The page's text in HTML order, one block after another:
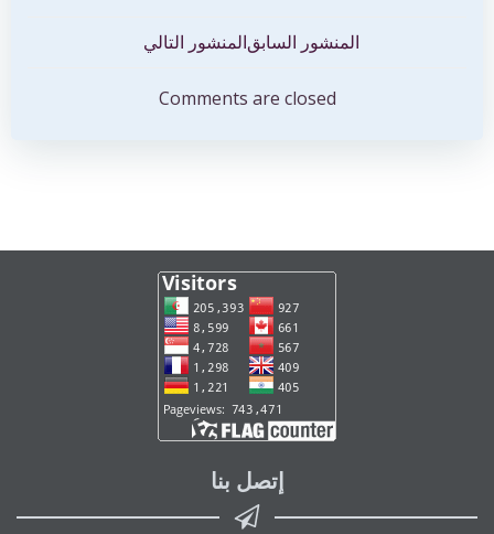
المقالات
المنشور السابقتصفّح
المقالات
المنشور التالي
Comments are closed
إتصل بنا